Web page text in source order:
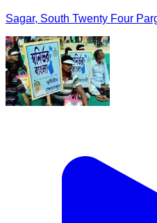
Sagar, South Twenty Four